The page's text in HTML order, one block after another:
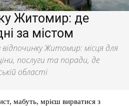
Житомир: де
за містом
відпочинку Житомир: місця для
послуги та поради, де
області
мабуть, мрієш вирватися з